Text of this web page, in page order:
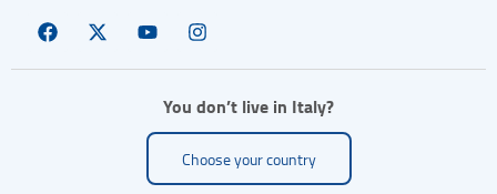
You don’t live in Italy?
Choose your country